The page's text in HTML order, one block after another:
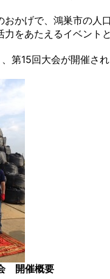
かげで、鴻巣市の人
をあたえるイベント
第15回大会が開催さ
開催概要